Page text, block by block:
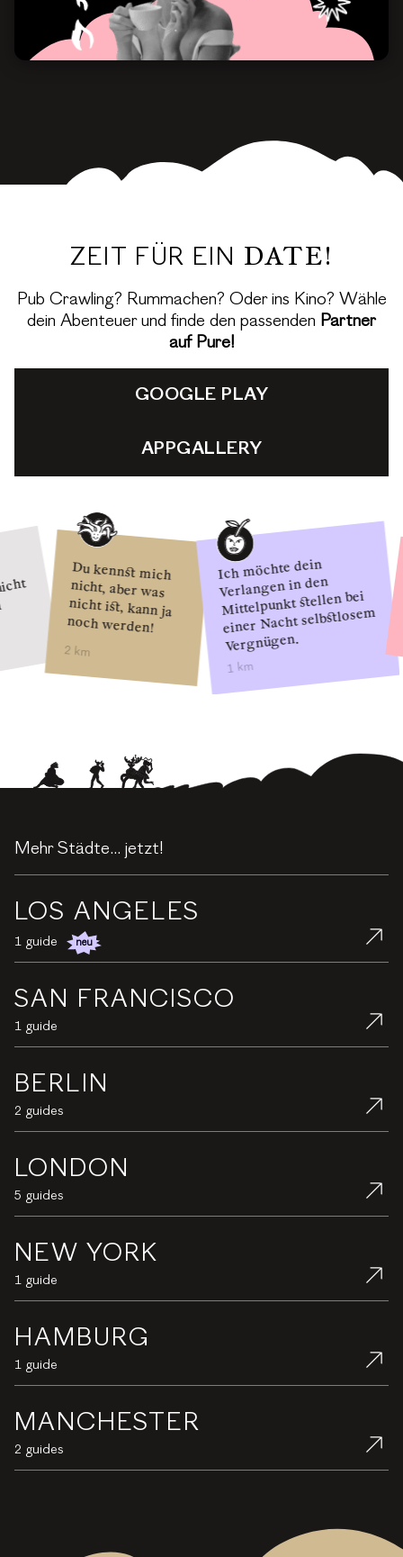
ZEIT FÜR EIN DATE!
Pub Crawling? Rummachen? Oder ins Kino? Wähle
dein Abenteuer und finde den passenden Partner
auf Pure!
GOOGLE PLAY
APPGALLERY
Du kennst mich
nicht, aber was
nicht ist, kann ja
noch werden!
2 km
Ich möchte dein
Verlangen in den
Mittelpunkt stellen bei
einer Nacht selbstlosem
Vergnügen.
1 km
Mehr Städte... jetzt!
LOS ANGELES
1 guide neu
new
SAN FRANCISCO
1 guide
BERLIN
2 guides
LONDON
5 guides
NEW YORK
1 guide
HAMBURG
1 guide
MANCHESTER
2 guides